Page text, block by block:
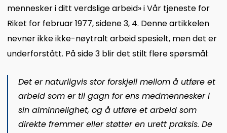
mennesker i ditt verdslige arbeid» i Vår tjeneste for
Riket for februar 1977, sidene 3, 4. Denne artikkelen
nevner ikke ikke-nøytralt arbeid spesielt, men det er
underforstått. På side 3 blir det stilt flere spørsmål:
Det er naturligvis stor forskjell mellom å utføre et
arbeid som er til gagn for ens medmennesker i
sin alminnelighet, og å utføre et arbeid som
direkte fremmer eller støtter en urett praksis. De